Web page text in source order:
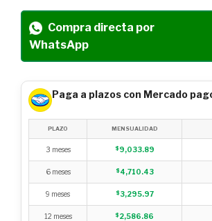
Compra directa por
WhatsApp
Paga a plazos con Mercado
PLAZO MENSUALIDAD
3 meses $9,033.89
6 meses $4,710.43
9 meses $3,295.97
12 meses $2,586.86